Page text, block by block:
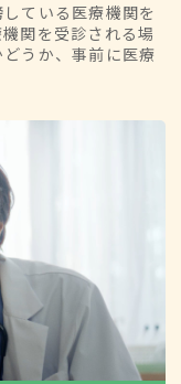
ている医療機関を
関を受診される場
うか、事前に医療